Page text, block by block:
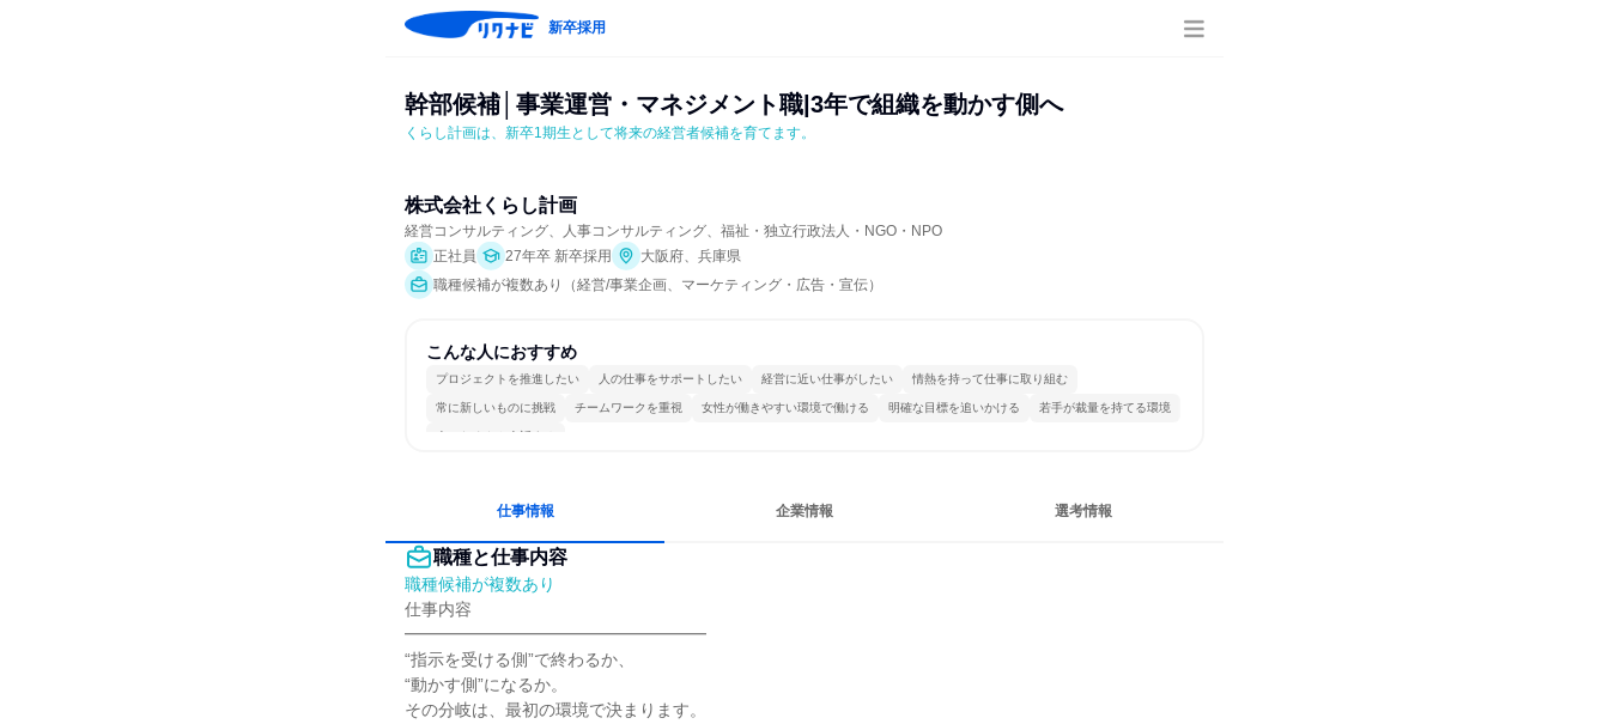
新卒採用
幹部候補│事業運営・マネジメント職|3年で組織を動かす側へ
くらし計画は、新卒1期生として将来の経営者候補を育てます。
株式会社くらし計画
経営コンサルティング、人事コンサルティング、福祉・独立行政法人・NGO・NPO
正社員
27年卒 新卒採用
大阪府、兵庫県
職種候補が複数あり（経営/事業企画、マーケティング・広告・宣伝）
こんな人におすすめ
プロジェクトを推進したい 人の仕事をサポートしたい 経営に近い仕事がしたい 情熱を持って仕事に取り組む
常に新しいものに挑戦 チームワークを重視 女性が働きやすい環境で働ける 明確な目標を追いかける 若手が裁量を持てる環境
人とたくさん会話する
仕事情報 企業情報 選考情報
職種と仕事内容
職種候補が複数あり
仕事内容
━━━━━━━━━━━━━━━━━━
“指示を受ける側”で終わるか、
“動かす側”になるか。
その分岐は、最初の環境で決まります。